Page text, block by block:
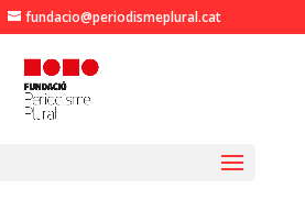
fundacio@periodismeplural.cat